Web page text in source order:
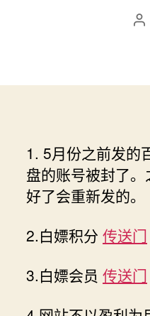
文
1. 5月份之前发的
盘的账号被封了
好了会重新发的。
2.白嫖积分 传送门
3.白嫖会员 传送门